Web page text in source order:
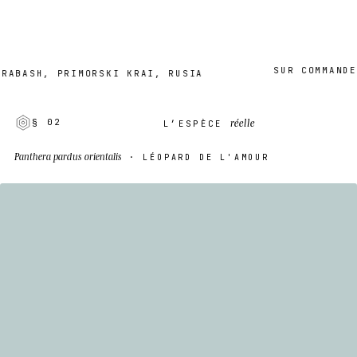
PRIMORSKI KRAI, RUSIA SUR COMMANDE ·
§ 02 L’ESPÈCEréelle
Panthera pardus orientalis · LÉOPARD DE L'AMOUR